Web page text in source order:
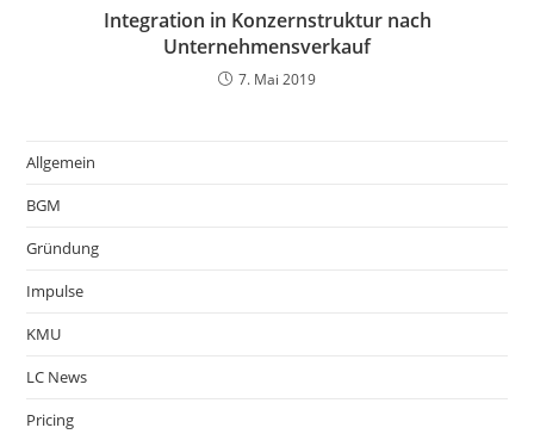
Integration in Konzernstruktur nach
Unternehmensverkauf
7. Mai 2019
Allgemein
BGM
Gründung
Impulse
KMU
LC News
Pricing